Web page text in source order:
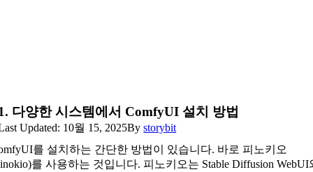
다양한 시스템에서 ComfyUI 설치 방법
Updated: 10월 15, 2025Bystorybit
를 설치하는 간단한 방법이 있습니다. 바로 피노키오
를 사용하는 것입니다. 피노키오는 Stable Diffusion WebUI